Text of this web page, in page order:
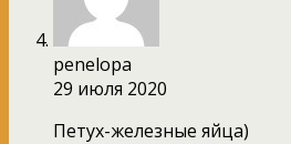
penelopa
29 июля 2020
Петух-железные яйца)